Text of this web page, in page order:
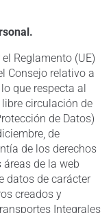
Reglamento (UE)
Consejo relativo a
que respecta al
circulación de
de Datos)
de
de los derechos
de la web
datos de carácter
creados y
Integrales